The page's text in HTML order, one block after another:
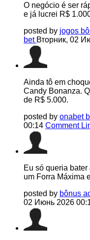
O negócio é ser
e já lucrei R$
posted by jogos
bet Вторник, 02
Ainda tô em
Candy Bonanza.
de R$ 5.000.
posted by onabet
00:14 Comment
Eu só queria
um Forra Máxima
posted by bônus
02 Июнь 2026